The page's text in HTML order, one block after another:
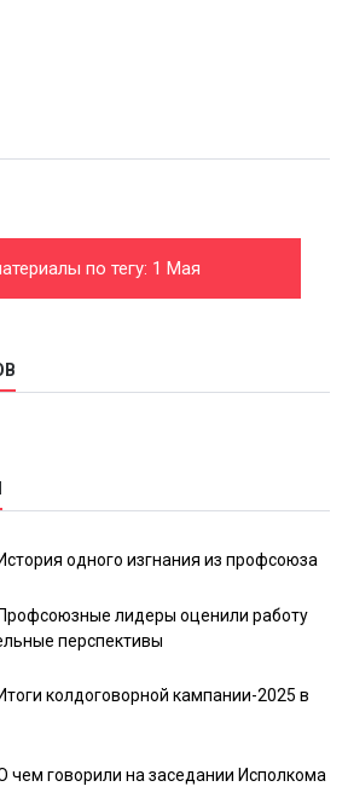
по тегу: 1 Мая
История одного изгнания из профсоюза
Профсоюзные лидеры оценили работу
перспективы
Итоги колдоговорной кампании-2025 в
чем говорили на заседании Исполкома